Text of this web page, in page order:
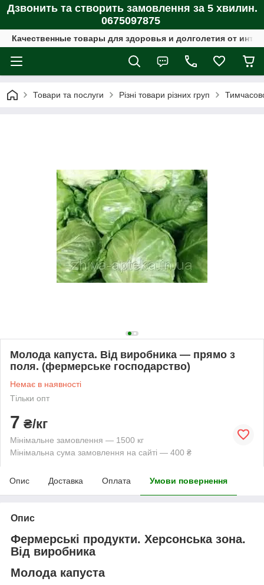
Дзвонить та створить замовлення за 5 хвилин.
0675097875
Качественные товары для здоровья и долголетия от
Товари та послуги Різні товари різних груп
Молода капуста. Від виробника — прямо з
поля. (фермерське господарство)
Немає в наявності
Тільки опт
7 ₴/кг
Мінімальне замовлення — 1500 кг
Мінімальна сума замовлення на сайті — 400 ₴
Опис Доставка Оплата Умови повернення
Опис
Фермерські продукти. Херсонська зона.
Від виробника
Молода капуста